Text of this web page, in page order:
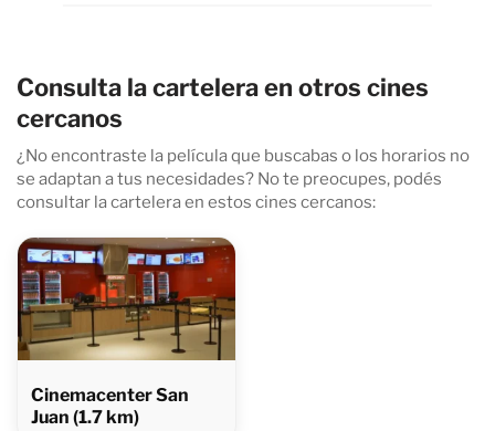
Consulta la cartelera en otros cines
cercanos
¿No encontraste la película que buscabas o los horarios no
se adaptan a tus necesidades? No te preocupes, podés
consultar la cartelera en estos cines cercanos:
Cinemacenter San
Juan (1.7 km)